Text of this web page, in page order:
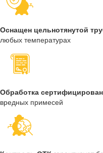
Оснащен цельнотянутой
любых температурах
Обработка
вредных примесей